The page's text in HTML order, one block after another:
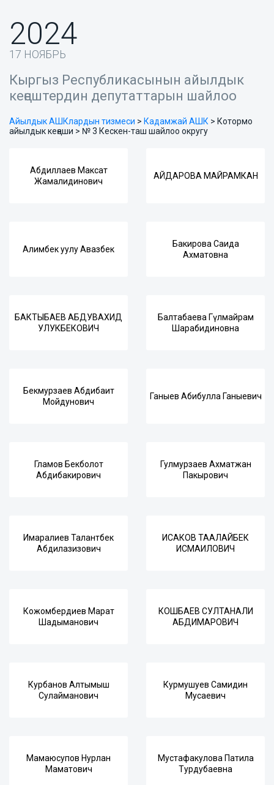
2024
17 НОЯБРЬ
Кыргыз Республикасынын айылдык
кеңештердин депутаттарын шайлоо
Айылдык АШКлардын тизмеси > Кадамжай АШК > Котормо
айылдык кеңеши > № 3 Кескен-таш шайлоо округу
Абдиллаев Максат
Жамалидинович
АЙДАРОВА МАЙРАМКАН
Алимбек уулу Авазбек
Бакирова Саида
Ахматовна
БАКТЫБАЕВ АБДУВАХИД
УЛУКБЕКОВИЧ
Балтабаева Гүлмайрам
Шарабидиновна
Бекмурзаев Абдибаит
Мойдунович
Ганыев Абибулла Ганыевич
Гламов Бекболот
Абдибакирович
Гулмурзаев Ахматжан
Пакырович
Имаралиев Талантбек
Абдилазизович
ИСАКОВ ТААЛАЙБЕК
ИСМАИЛОВИЧ
Кожомбердиев Марат
Шадыманович
КОШБАЕВ СУЛТАНАЛИ
АБДИМАРОВИЧ
Курбанов Алтымыш
Сулайманович
Курмушуев Самидин
Мусаевич
Мамаюсупов Нурлан
Маматович
Мустафакулова Патила
Турдубаевна